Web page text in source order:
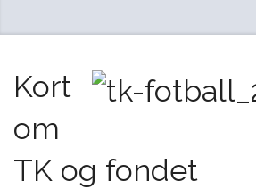
Kort
om
TK og fondet